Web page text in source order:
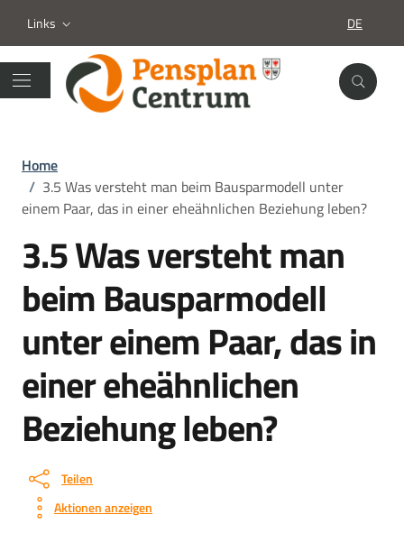
Links DE
Home
/ 3.5 Was versteht man beim Bausparmodell unter
einem Paar, das in einer eheähnlichen Beziehung leben?
3.5 Was versteht man
beim Bausparmodell
unter einem Paar, das in
einer eheähnlichen
Beziehung leben?
Teilen
Aktionen anzeigen